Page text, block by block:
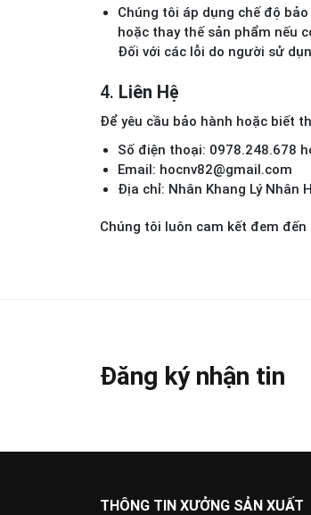
Chúng tôi áp dụng chế độ
hoặc thay thế sản phẩm nếu
Đối với các lỗi do người sử
4. Liên Hệ
Để yêu cầu bảo hành hoặc biết
Số điện thoại: 0978.248.678
Email: hocnv82@gmail.com
Địa chỉ: Nhân Khang Lý Nhân
Chúng tôi luôn cam kết đem
Đăng ký nhận tin
THÔNG TIN XƯỞNG SẢN XUẤT